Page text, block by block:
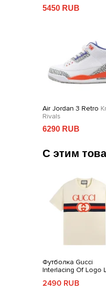
5450 RUB
Air Jordan 3 Retro
Rivals
6290 RUB
С этим
Футболка Gucci
Interlacing Of Logo
2490 RUB